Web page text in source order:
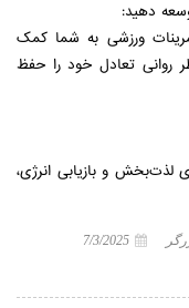
دهید:
ورزشی به شما کمک
روانی تعادل خود را حفظ
و بازیابی انرژی،
7/3/2025